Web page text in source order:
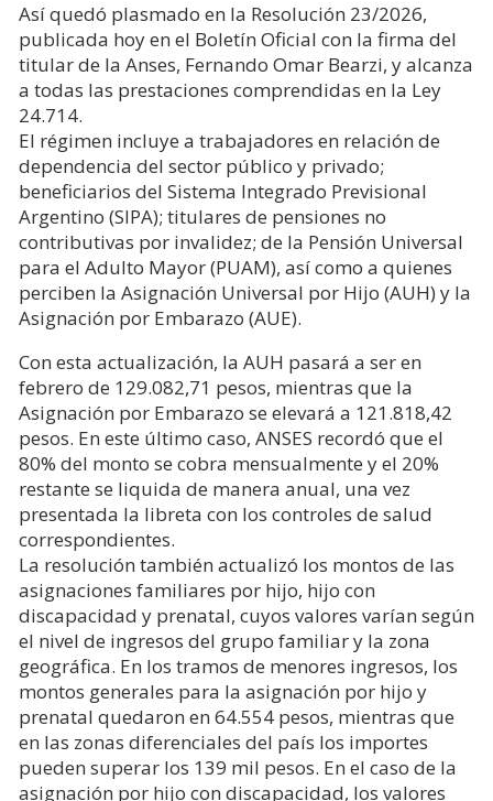
Así quedó plasmado en la Resolución 23/2026,
publicada hoy en el Boletín Oficial con la firma del
titular de la Anses, Fernando Omar Bearzi, y alcanza
a todas las prestaciones comprendidas en la Ley
24.714.
El régimen incluye a trabajadores en relación de
dependencia del sector público y privado;
beneficiarios del Sistema Integrado Previsional
Argentino (SIPA); titulares de pensiones no
contributivas por invalidez; de la Pensión Universal
para el Adulto Mayor (PUAM), así como a quienes
perciben la Asignación Universal por Hijo (AUH) y la
Asignación por Embarazo (AUE).
Con esta actualización, la AUH pasará a ser en
febrero de 129.082,71 pesos, mientras que la
Asignación por Embarazo se elevará a 121.818,42
pesos. En este último caso, ANSES recordó que el
80% del monto se cobra mensualmente y el 20%
restante se liquida de manera anual, una vez
presentada la libreta con los controles de salud
correspondientes.
La resolución también actualizó los montos de las
asignaciones familiares por hijo, hijo con
discapacidad y prenatal, cuyos valores varían según
el nivel de ingresos del grupo familiar y la zona
geográfica. En los tramos de menores ingresos, los
montos generales para la asignación por hijo y
prenatal quedaron en 64.554 pesos, mientras que
en las zonas diferenciales del país los importes
pueden superar los 139 mil pesos. En el caso de la
asignación por hijo con discapacidad, los valores